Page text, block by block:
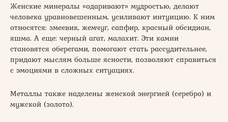
Женские минералы «одаривают» мудростью, делают
человека уравновешенным, усиливают интуицию. К ним
относятся: змеевик, жемчуг, сапфир, красный обсидиан,
яшма. А еще: черный агат, малахит. Эти камни
становятся оберегами, помогают стать рассудительнее,
придают мыслям больше ясности, позволяют справиться
с эмоциями в сложных ситуациях.
Металлы также наделены женской энергией (серебро) и
мужской (золото).